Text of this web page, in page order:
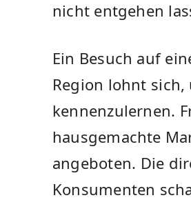
nicht entgehen
Ein Besuch auf
‌Region lohnt⁤
kennenzulernen.
hausgemachte
angeboten.⁢ Die
Konsumenten